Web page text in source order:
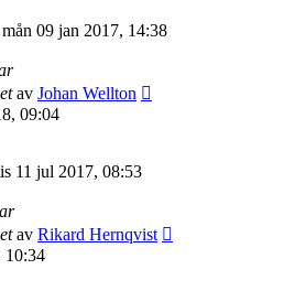
mån 09 jan 2017, 14:38
av Johan Wellton
09:04
11 jul 2017, 08:53
av Rikard Hernqvist
10:34